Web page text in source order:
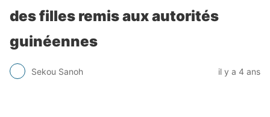
des filles remis aux autorités
guinéennes
Sekou Sanoh il y a 4 ans